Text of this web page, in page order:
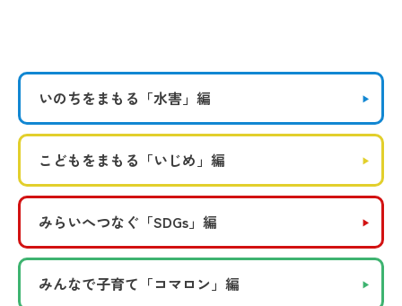
いのちをまもる 「水害」編
こどもをまもる 「いじめ」編
みらいへつなぐ 「SDGs」編
みんなで子育て 「コマロン」編